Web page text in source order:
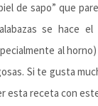
de sapo” que
se hace
al
Si te gusta
esta receta con